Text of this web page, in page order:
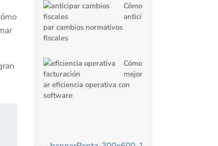
Cómo
antici
par cambios normativos
fiscales
Cómo
mejor
ar eficiencia operativa con
software